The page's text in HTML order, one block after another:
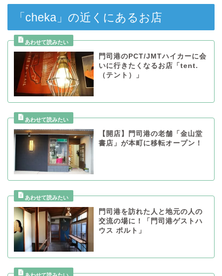
「cheka」の近くにあるお店
門司港のPCT/JMTハイカーに会
いに行きたくなるお店「tent.
（テント）」
【開店】門司港の老舗「金山堂
書店」が本町に移転オープン！
門司港を訪れた人と地元の人の
交流の場に！「門司港ゲストハ
ウス ポルト」